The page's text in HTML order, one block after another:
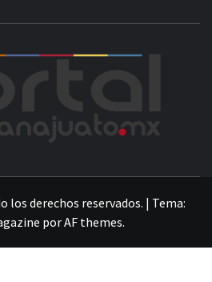
los derechos reservados. | Tema:
porAF themes.